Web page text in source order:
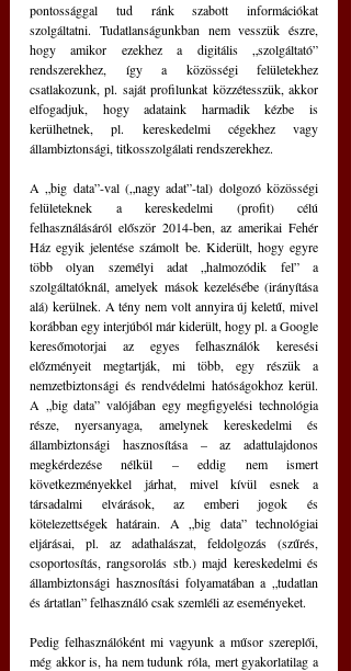
pontossággal tud ránk szabott információkat
szolgáltatni. Tudatlanságunkban nem vesszük észre,
hogy amikor ezekhez a digitális „szolgáltató”
rendszerekhez, így a közösségi felületekhez
csatlakozunk, pl. saját profilunkat közzétesszük, akkor
elfogadjuk, hogy adataink harmadik kézbe is
kerülhetnek, pl. kereskedelmi cégekhez vagy
állambiztonsági, titkosszolgálati rendszerekhez.
A „big data”-val („nagy adat”-tal) dolgozó közösségi
felületeknek a kereskedelmi (profit) célú
felhasználásáról először 2014-ben, az amerikai Fehér
Ház egyik jelentése számolt be. Kiderült, hogy egyre
több olyan személyi adat „halmozódik fel” a
szolgáltatóknál, amelyek mások kezelésébe (irányítása
alá) kerülnek. A tény nem volt annyira új keletű, mivel
korábban egy interjúból már kiderült, hogy pl. a Google
keresőmotorjai az egyes felhasználók keresési
előzményeit megtartják, mi több, egy részük a
nemzetbiztonsági és rendvédelmi hatóságokhoz kerül.
A „big data” valójában egy megfigyelési technológia
része, nyersanyaga, amelynek kereskedelmi és
állambiztonsági hasznosítása – az adattulajdonos
megkérdezése nélkül – eddig nem ismert
következményekkel járhat, mivel kívül esnek a
társadalmi elvárások, az emberi jogok és
kötelezettségek határain. A „big data” technológiai
eljárásai, pl. az adathalászat, feldolgozás (szűrés,
csoportosítás, rangsorolás stb.) majd kereskedelmi és
állambiztonsági hasznosítási folyamatában a „tudatlan
és ártatlan” felhasználó csak szemléli az eseményeket.
Pedig felhasználóként mi vagyunk a műsor szereplői,
még akkor is, ha nem tudunk róla, mert gyakorlatilag a